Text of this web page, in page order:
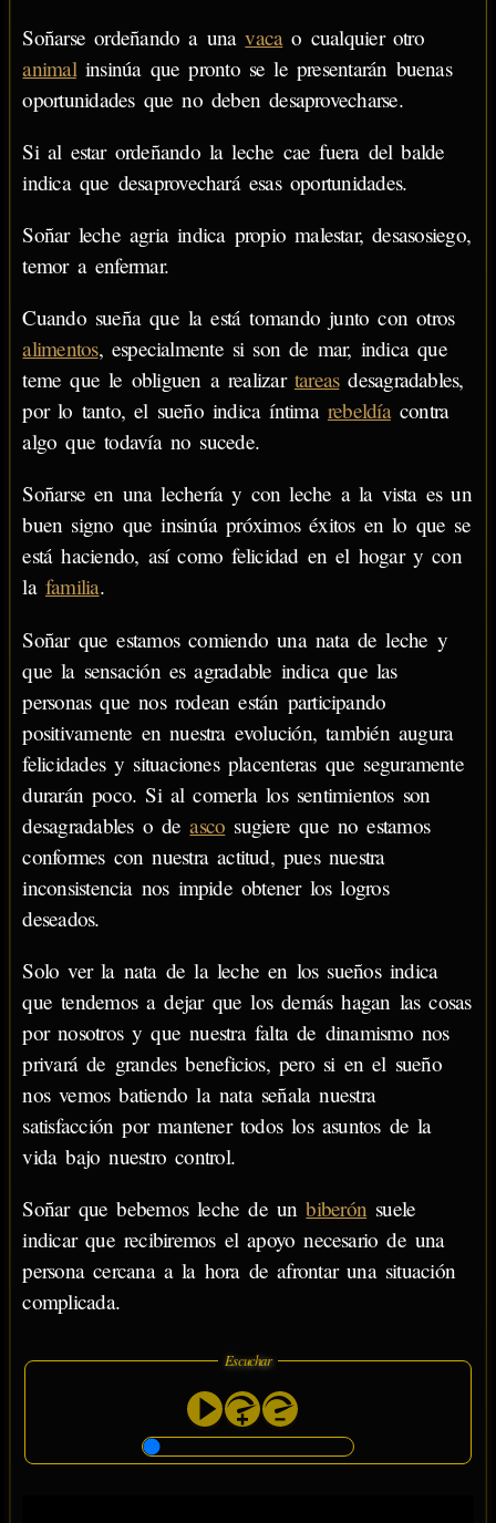
Soñarse ordeñando a unavacao cualquier otro
animalinsinúa que pronto se le presentarán buenas
oportunidades que no deben desaprovecharse.
Si al estar ordeñando la leche cae fuera del balde
indica que desaprovechará esas oportunidades.
Soñar leche agria indica propio malestar, desasosiego,
temor a enfermar.
Cuando sueña que la está tomando junto con otros
alimentos, especialmente si son de mar, indica que
teme que le obliguen a realizar tareasdesagradables,
por lo tanto, el sueño indica íntima rebeldíacontra
algo que todavía no sucede.
Soñarse en una lechería y con leche a la vista es un
buen signo que insinúa próximos éxitos en lo que se
está haciendo, así como felicidad en el hogar y con
la familia.
Soñar que estamos comiendo una nata de leche y
que la sensación es agradable indica que las
personas que nos rodean están participando
positivamente en nuestra evolución, también augura
felicidades y situaciones placenteras que seguramente
durarán poco. Si al comerla los sentimientos son
desagradables o deasco sugiere que no estamos
conformes con nuestra actitud, pues nuestra
inconsistencia nos impide obtener los logros
deseados.
Solo ver la nata de la leche en los sueños indica
que tendemos a dejar que los demás hagan las cosas
por nosotros y que nuestra falta de dinamismo nos
privará de grandes beneficios, pero si en el sueño
nos vemos batiendo la nata señala nuestra
satisfacción por mantener todos los asuntos de la
vida bajo nuestro control.
Soñar que bebemos leche de unbiberón suele
indicar que recibiremos el apoyo necesario de una
persona cercana a la hora de afrontar una situación
complicada.
Escuchar